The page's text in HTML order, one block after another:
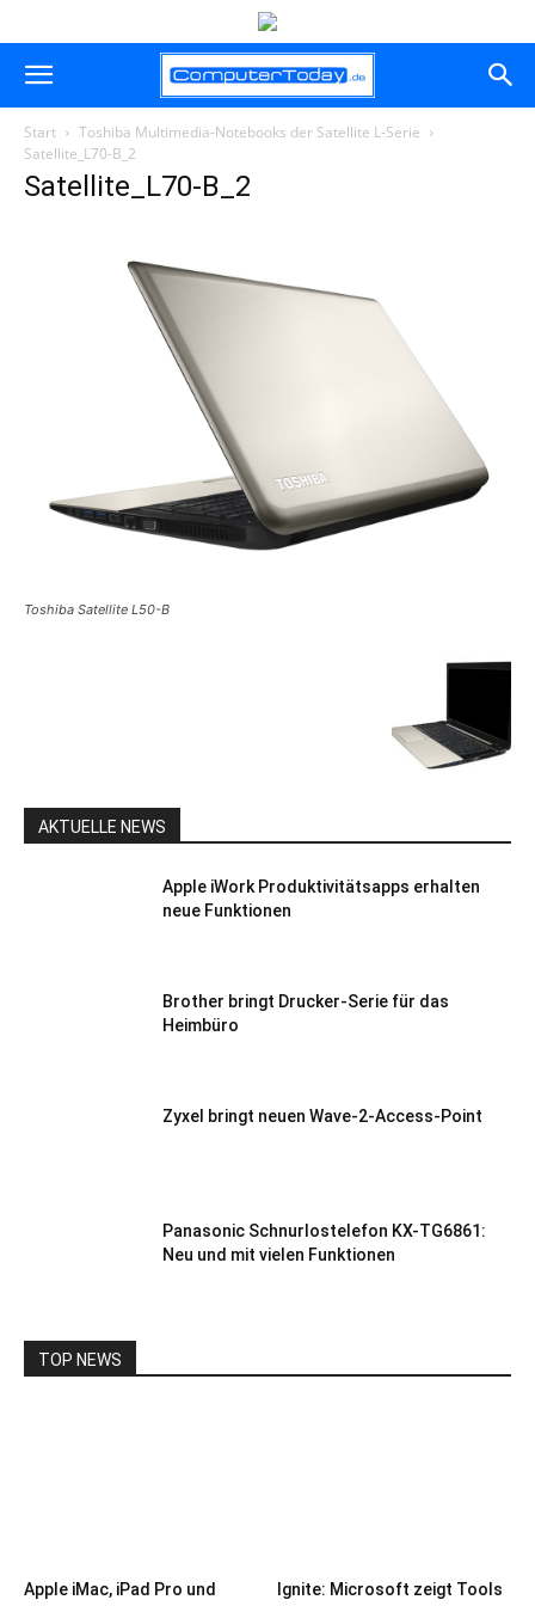
Start
Toshiba Multimedia-Notebooks der Satellite L-Serie
Satellite_L70-B_2
Satellite_L70-B_2
Toshiba Satellite L50-B
AKTUELLE NEWS
Apple iWork Produktivitätsapps erhalten
neue Funktionen
Brother bringt Drucker-Serie für das
Heimbüro
Zyxel bringt neuen Wave-2-Access-Point
Panasonic Schnurlostelefon KX-TG6861:
Neu und mit vielen Funktionen
TOP NEWS
Apple iMac, iPad Pro und
Ignite: Microsoft zeigt Tools